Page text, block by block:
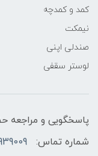
کمد و کمدچه
نیمکت
صندلی اپنی
لوستر سقفی
پاسخگویی و مراجعه حضوری: 9:00 الی14:00 و
شماره تماس: